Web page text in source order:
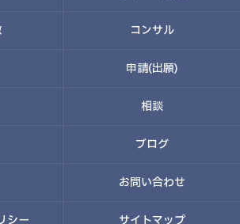
コンサル
申請(出願)
相談
ブログ
お問い合わせ
シー サイトマップ